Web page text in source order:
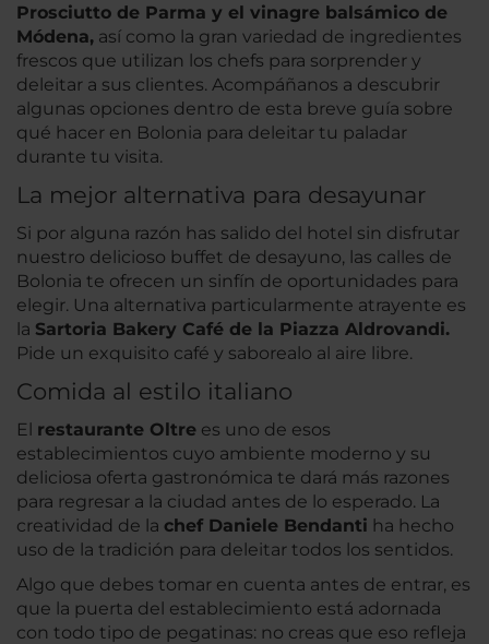
Prosciutto de Parma y el vinagre balsámico de
Módena, así como la gran variedad de ingredientes
frescos que utilizan los chefs para sorprender y
deleitar a sus clientes. Acompáñanos a descubrir
algunas opciones dentro de esta breve guía sobre
qué hacer en Bolonia para deleitar tu paladar
durante tu visita.
La mejor alternativa para desayunar
Si por alguna razón has salido del hotel sin disfrutar
nuestro delicioso buffet de desayuno, las calles de
Bolonia te ofrecen un sinfín de oportunidades para
elegir. Una alternativa particularmente atrayente es
la Sartoria Bakery Café de la Piazza Aldrovandi.
Pide un exquisito café y saborealo al aire libre.
Comida al estilo italiano
El restaurante Oltre es uno de esos
establecimientos cuyo ambiente moderno y su
deliciosa oferta gastronómica te dará más razones
para regresar a la ciudad antes de lo esperado. La
creatividad de la chef Daniele Bendanti ha hecho
uso de la tradición para deleitar todos los sentidos.
Algo que debes tomar en cuenta antes de entrar, es
que la puerta del establecimiento está adornada
con todo tipo de pegatinas: no creas que eso refleja